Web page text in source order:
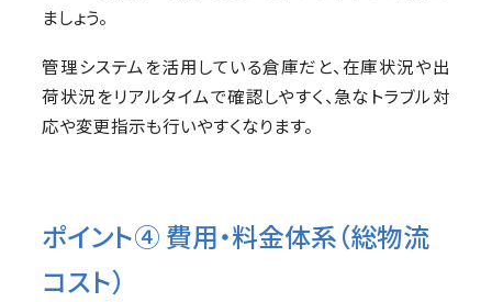
ましょう。
管理システムを活用している倉庫だと、在庫状況や出
荷状況をリアルタイムで確認しやすく、急なトラブル対
応や変更指示も行いやすくなります。
ポイント④ 費用・料金体系（総物流
コスト）